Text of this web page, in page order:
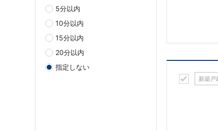
5分以内
10分以内
15分以内
20分以内
指定しない
新築戸